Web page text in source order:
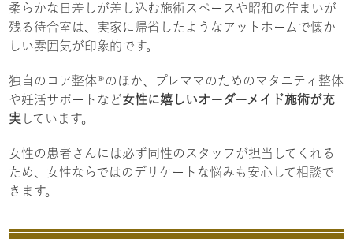
柔らかな日差しが差し込む施術スペースや昭和の佇まいが
残る待合室は、実家に帰省したようなアットホームで懐か
しい雰囲気が印象的です。
独自のコア整体®のほか、プレママのためのマタニティ整体
や妊活サポートなど女性に嬉しいオーダーメイド施術が充
実 しています。
女性の患者さんには必ず同性のスタッフが担当してくれる
ため、女性ならではのデリケートな悩みも安心して相談で
きます。